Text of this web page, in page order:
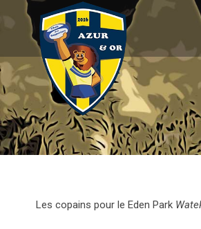
Les copains pour le Eden Park